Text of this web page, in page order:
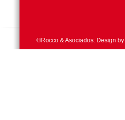
©Rocco & Asociados. Design by